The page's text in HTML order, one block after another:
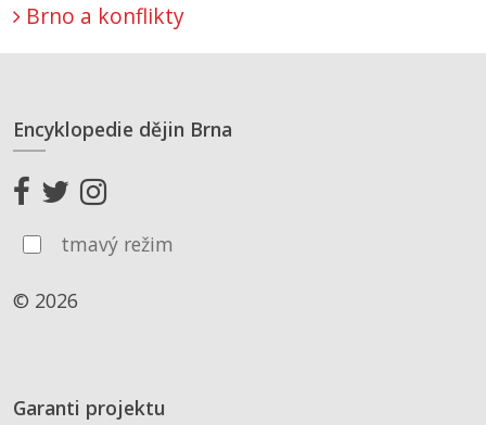
Brno a konflikty
Encyklopedie dějin Brna
tmavý režim
© 2026
Garanti projektu